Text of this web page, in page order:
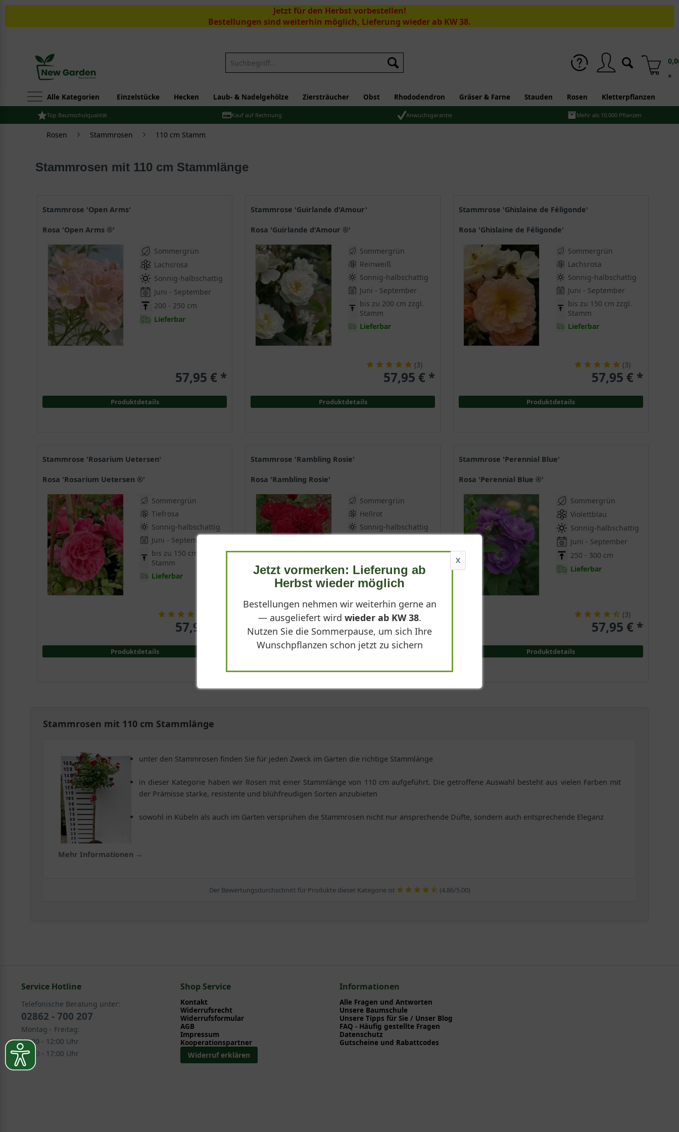
Jetzt für den Herbst vorbestellen!
Bestellungen sind weiterhin möglich, Lieferung wieder ab KW 38.
Suchen
*
Alle Kategorien Einzelstücke Hecken Laub- & Nadelgehölze Ziersträucher Obst Rhododendron Gräser & Farne Stauden Rosen Kletterpflanzen
Top Baumschulqualität Kauf auf Rechnung Anwuchsgarantie Mehr als 10.000 Pflanzen
Rosen Stammrosen 110 cm Stamm
Stammrosen mit 110 cm Stammlänge
Stammrose 'Ghislaine de Féligonde'
Rosa 'Ghislaine de Féligonde'
Sommergrün
Lachsrosa
Sonnig-halbschattig
Juni - September
bis zu 150 cm zzgl.
Stamm
Lieferbar
(3)
57,95 € *
Produktdetails
Stammrose 'Guirlande d'Amour'
Rosa 'Guirlande d'Amour ®'
Sommergrün
Reinweiß
Sonnig-halbschattig
Juni - September
bis zu 200 cm zzgl.
Stamm
Lieferbar
(3)
57,95 € *
Produktdetails
Stammrose 'Open Arms'
Rosa 'Open Arms ®'
Sommergrün
Lachsrosa
Sonnig-halbschattig
Juni - September
200 - 250 cm
Lieferbar
57,95 € *
Produktdetails
Stammrose 'Perennial Blue'
Rosa 'Perennial Blue ®'
Sommergrün
Violettblau
Sonnig-halbschattig
Juni - September
250 - 300 cm
Lieferbar
(3)
57,95 € *
Produktdetails
Stammrose 'Rambling Rosie'
Rosa 'Rambling Rosie'
Sommergrün
Hellrot
Sonnig-halbschattig
bis zu 100 cm zzgl.
Lieferbar
(1
57,95 € *
Produktdetails
Stammrose 'Rosarium Uetersen'
Rosa 'Rosarium Uetersen ®'
Sommergrün
Tiefrosa
Sonnig-halbschattig
Juni - September
bis zu 150 cm zzgl.
Stamm
Lieferbar
57,95 € *
Produktdetails
Stammrosen mit 110 cm Stammlänge
unter den Stammrosen finden Sie für jeden Zweck im Garten die richtige Stammlänge
in dieser Kategorie haben wir Rosen mit einer Stammlänge von 110 cm aufgeführt. Die getroffene Auswahl besteht aus vielen Farben mit
der Prämisse starke, resistente und blühfreudigen Sorten anzubieten
sowohl in Kübeln als auch im Garten versprühen die Stammrosen nicht nur ansprechende Düfte, sondern auch entsprechende Eleganz
Mehr Informationen →
Der Bewertungsdurchschnitt für Produkte dieser Kategorie ist (4.86/5.00)
X
Jetzt vormerken: Lieferung ab
Herbst wieder möglich
Bestellungen nehmen wir weiterhin gerne an
— ausgeliefert wird wieder ab KW 38.
Nutzen Sie die Sommerpause, um sich Ihre
Wunschpflanzen schon jetzt zu sichern
Service Hotline
Telefonische Beratung unter:
02862 - 700 207
Montag - Freitag:
08:30 - 12:00 Uhr
13:00 - 17:00 Uhr
Shop Service
Kontakt
Widerrufsrecht
Widerrufsformular
AGB
Impressum
Kooperationspartner
Widerruf erklären
Informationen
Alle Fragen und Antworten
Unsere Baumschule
Unsere Tipps für Sie / Unser Blog
FAQ - Häufig gestellte Fragen
Datenschutz
Gutscheine und Rabattcodes